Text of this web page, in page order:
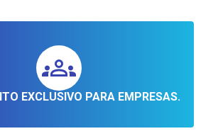
EXCLUSIVO PARA EMPRESAS.